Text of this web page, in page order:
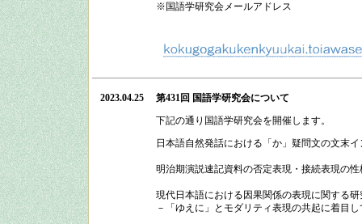
※国語学研究会メールアドレス
2023.04.25 第431回 国語学研究会について
下記の通り 国語学研究会を開催します。
日本語自然発話における「か」疑問文の文末
明治期演説速記資料の否定表現・接続表現の性
現代日本語における因果関係の表現に関する研
－「ゆえに」とモダリティ表現の共起に着目し